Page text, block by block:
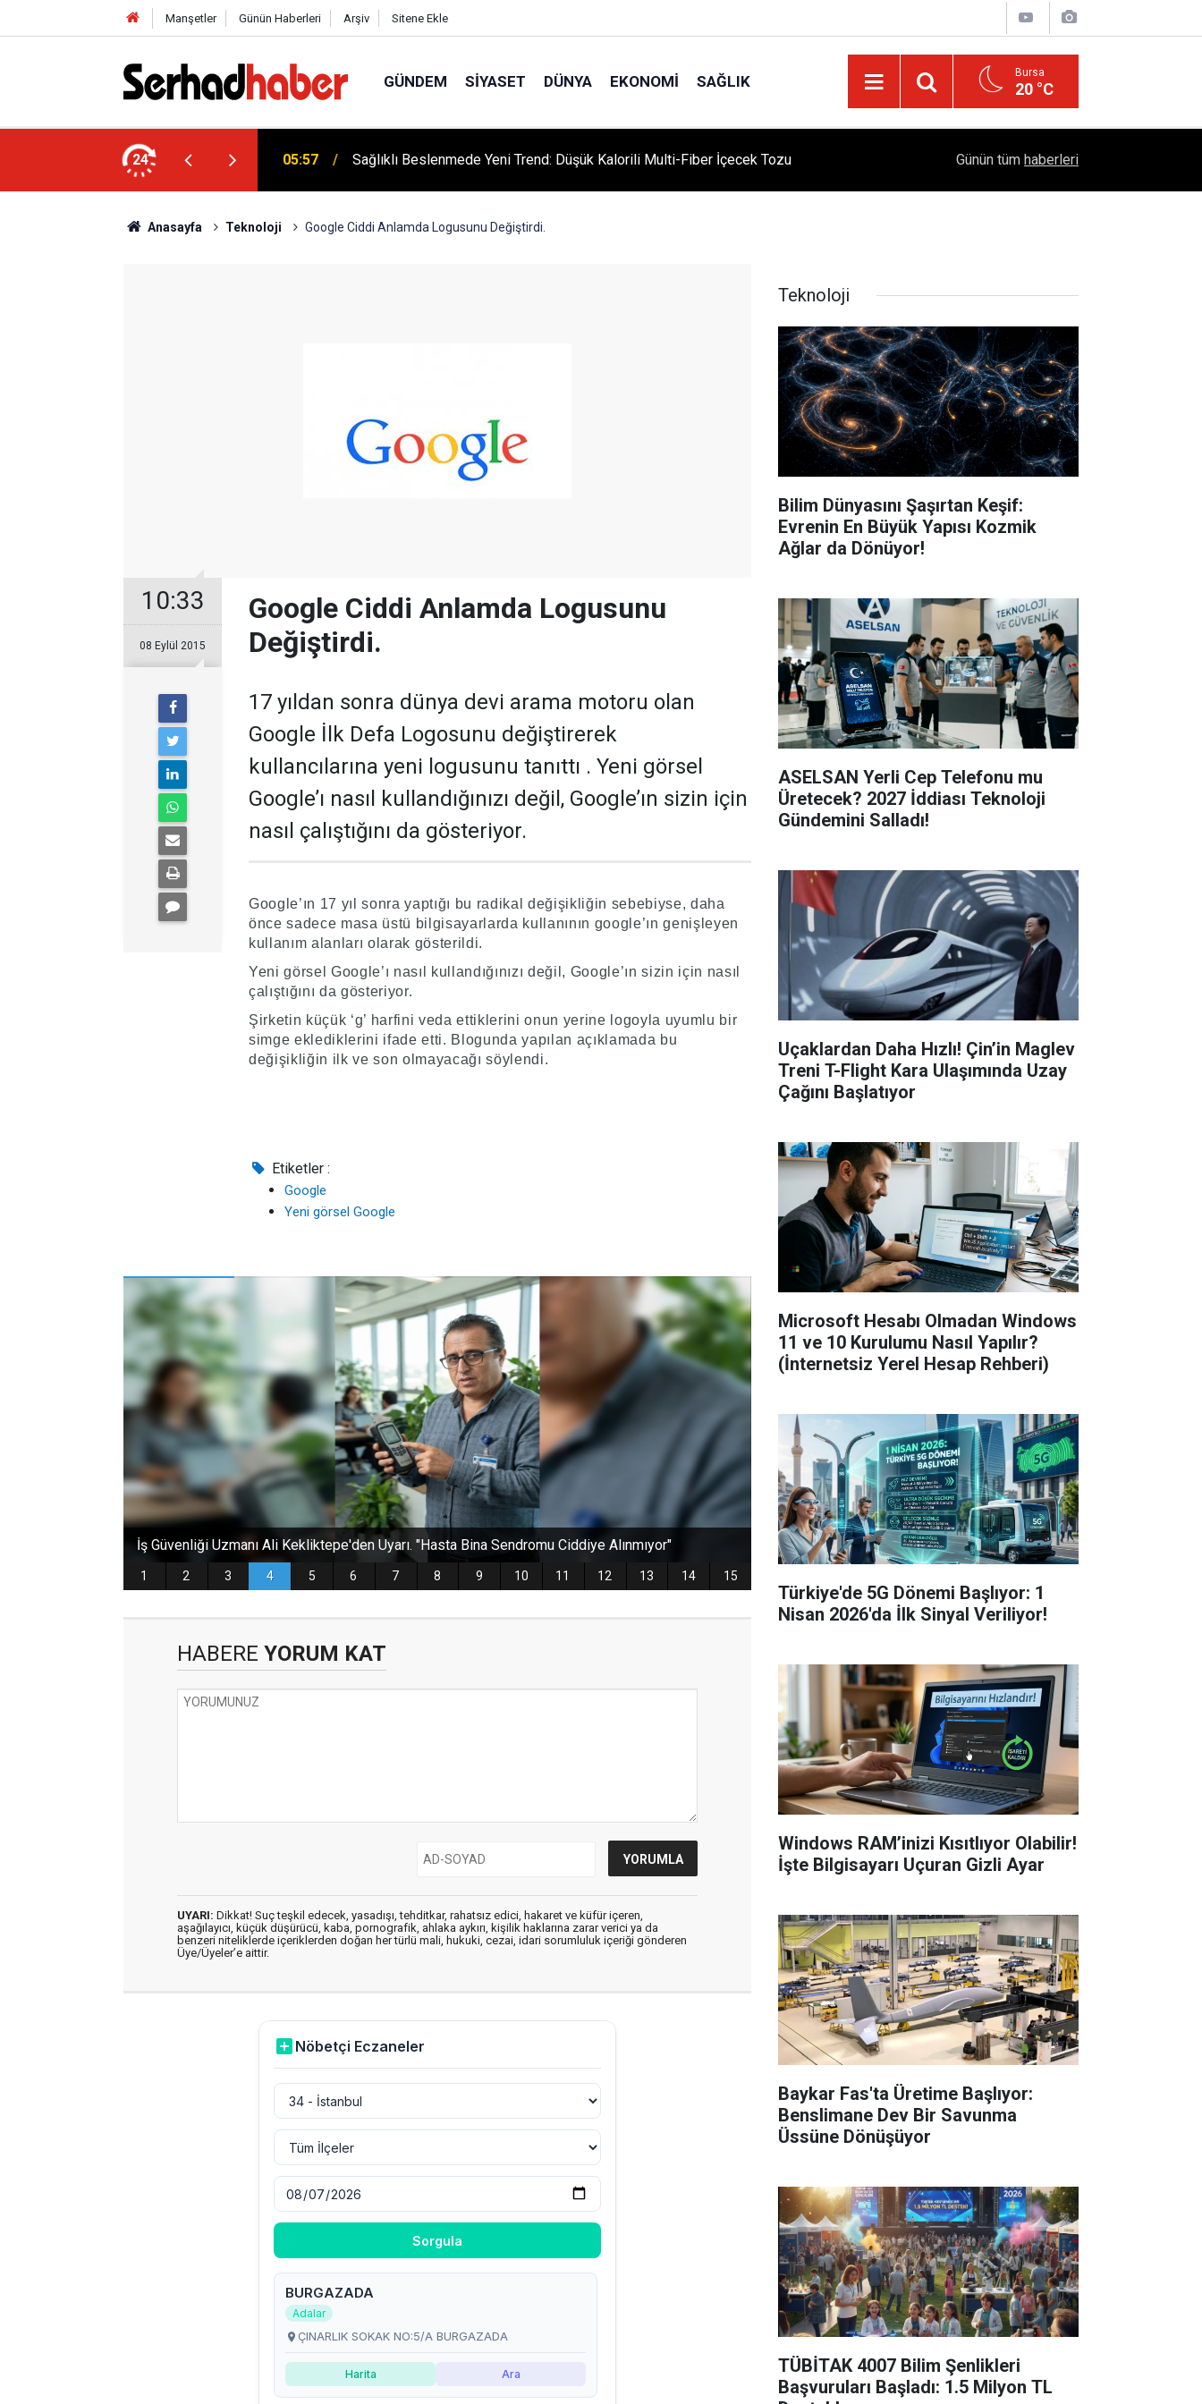
Manşetler Günün Haberleri Arşiv Sitene Ekle
GÜNDEM SIYASET DÜNYA EKONOMI SAĞLIK Bursa
20 °C
24
Akımına Nebevî Uyarı: "Sünnetsiz
05:57 Sağlıklı Beslenmede Yeni Trend: Düşük Kalorili Multi-Fiber İçecek Tozu
Sempozyumu Diyarbakır'da!
Günün tüm haberleri
Anasayfa Teknoloji Google Ciddi Anlamda Logusunu Değiştirdi.
10:33
08 Eylül 2015
Google Ciddi Anlamda Logusunu
Değiştirdi.
17 yıldan sonra dünya devi arama motoru olan
Google İlk Defa Logosunu değiştirerek
kullancılarına yeni logusunu tanıttı . Yeni görsel
Google’ı nasıl kullandığınızı değil, Google’ın sizin için
nasıl çalıştığını da gösteriyor.
Google’ın 17 yıl sonra yaptığı bu radikal değişikliğin sebebiyse, daha
önce sadece masa üstü bilgisayarlarda kullanının google’ın genişleyen
kullanım alanları olarak gösterildi.
Yeni görsel Google’ı nasıl kullandığınızı değil, Google’ın sizin için nasıl
çalıştığını da gösteriyor.
Şirketin küçük ‘g’ harfini veda ettiklerini onun yerine logoyla uyumlu bir
simge eklediklerini ifade etti. Blogunda yapılan açıklamada bu
değişikliğin ilk ve son olmayacağı söylendi.
Etiketler :
Google
Yeni görsel Google
HABERE YORUM KAT
UYARI: Dikkat! Suç teşkil edecek, yasadışı, tehditkar, rahatsız edici, hakaret ve küfür içeren,
aşağılayıcı, küçük düşürücü, kaba, pornografik, ahlaka aykırı, kişilik haklarına zarar verici ya da
benzeri niteliklerde içeriklerden doğan her türlü mali, hukuki, cezai, idari sorumluluk içeriği gönderen
Üye/Üyeler’e aittir.
Teknoloji
Bilim Dünyasını Şaşırtan Keşif:
Evrenin En Büyük Yapısı Kozmik
Ağlar da Dönüyor!
ASELSAN Yerli Cep Telefonu mu
Üretecek? 2027 İddiası Teknoloji
Gündemini Salladı!
Uçaklardan Daha Hızlı! Çin’in Maglev
Treni T-Flight Kara Ulaşımında Uzay
Çağını Başlatıyor
Microsoft Hesabı Olmadan Windows
11 ve 10 Kurulumu Nasıl Yapılır?
(İnternetsiz Yerel Hesap Rehberi)
Türkiye'de 5G Dönemi Başlıyor: 1
Nisan 2026'da İlk Sinyal Veriliyor!
Windows RAM’inizi Kısıtlıyor Olabilir!
İşte Bilgisayarı Uçuran Gizli Ayar
Baykar Fas'ta Üretime Başlıyor:
Benslimane Dev Bir Savunma
Üssüne Dönüşüyor
TÜBİTAK 4007 Bilim Şenlikleri
Başvuruları Başladı: 1.5 Milyon TL